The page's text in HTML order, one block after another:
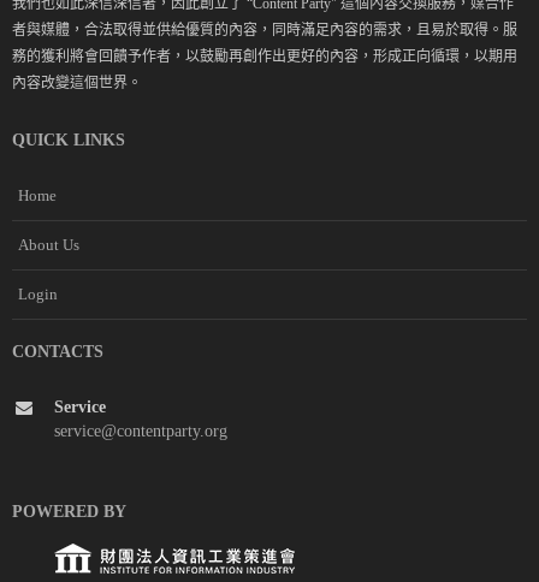
我們也如此深信深信著，因此創立了 “Content Party" 這個內容交換服務，媒合作
者與媒體，合法取得並供給優質的內容，同時滿足內容的需求，且易於取得。服
務的獲利將會回饋予作者，以鼓勵再創作出更好的內容，形成正向循環，以期用
內容改變這個世界。
QUICK LINKS
Home
About Us
Login
CONTACTS
Service
service@contentparty.org
POWERED BY